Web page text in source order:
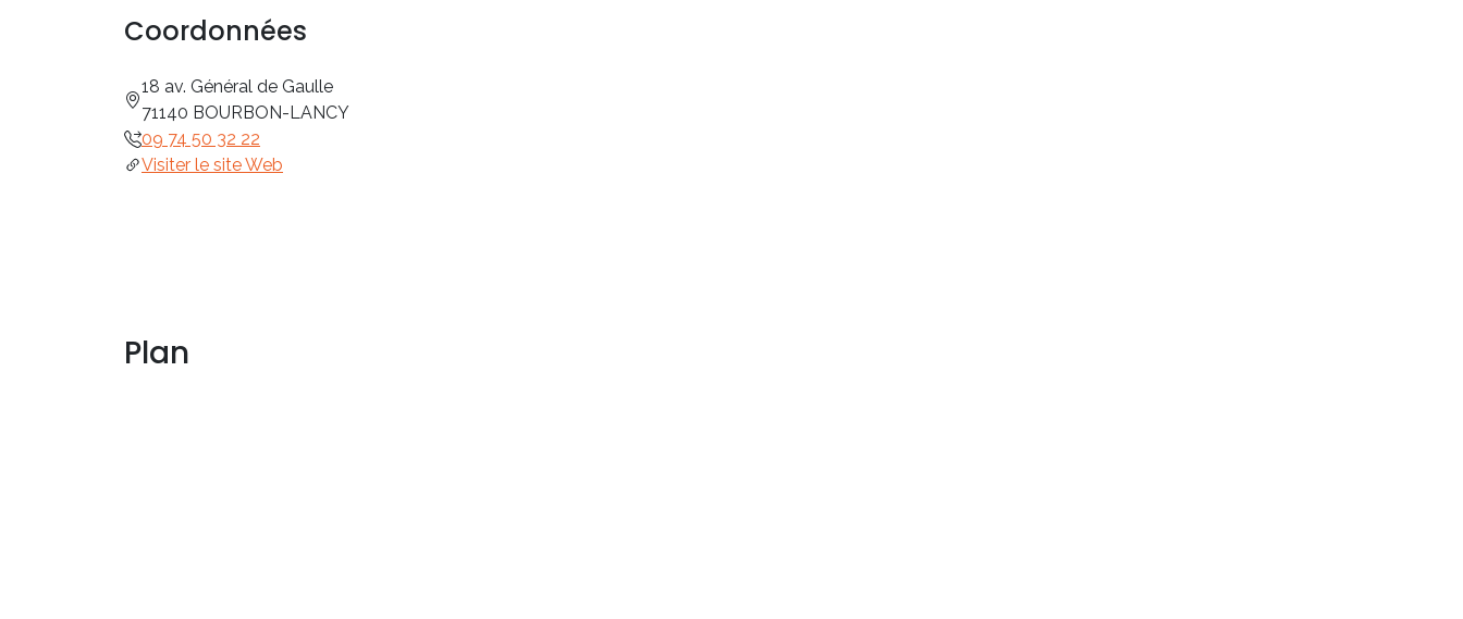
Coordonnées
18 av. Général de Gaulle
71140 BOURBON-LANCY
09 74 50 32 22
Visiter le site Web
Plan